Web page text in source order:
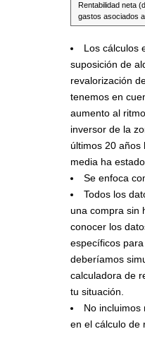
Rentabilidad neta
gastos asociados
Los cálculos
suposición de
revalorización
tenemos en
aumento al
inversor de la
últimos 20 años
media ha
Se enfoca
Todos los
una compra sin
conocer los
específicos
deberíamos
calculadora de
tu situación.
No incluimos
en el cálculo de